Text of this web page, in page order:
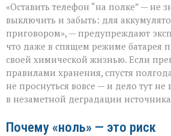
«Оставить телефон “на полке” — не
выключить и забыть: для
приговором», — предупреждают
что даже в спящем режиме батарея
своей химической жизнью. Если
правилами хранения, спустя
не проснуться вовсе — и дело тут не
в незаметной деградации
Почему «ноль» — это риск